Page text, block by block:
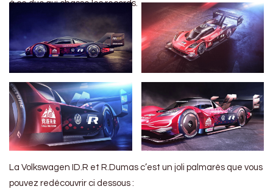
à ce duo qui chasse les records.
La Volkswagen ID.R et R.Dumas c’est un joli palmarès que vous
pouvez redécouvrir ci dessous :